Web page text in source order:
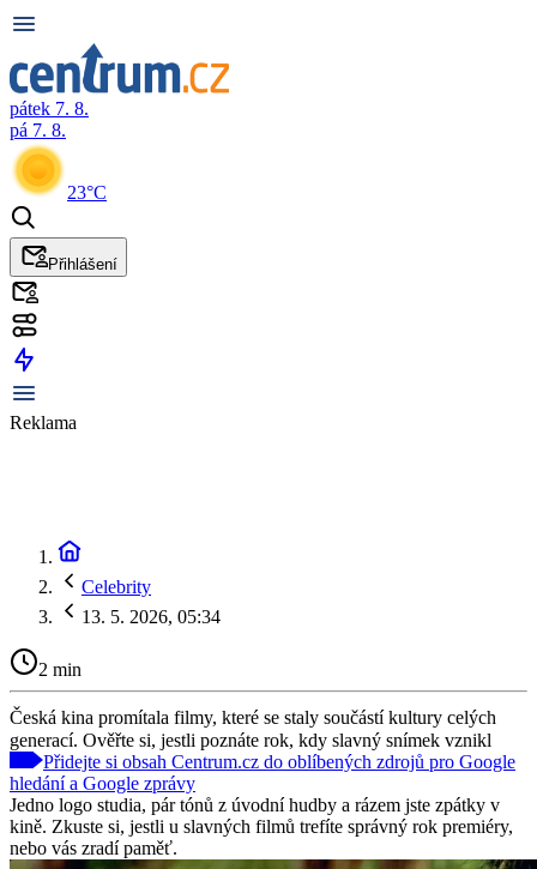
pátek 7. 8.
pá 7. 8.
23°C
Přihlášení
Reklama
Celebrity
13. 5. 2026, 05:34
2 min
Česká kina promítala filmy, které se staly součástí kultury celých
generací. Ověřte si, jestli poznáte rok, kdy slavný snímek vznikl
Přidejte si obsah Centrum.cz do oblíbených zdrojů pro Google
hledání a Google zprávy
Jedno logo studia, pár tónů z úvodní hudby a rázem jste zpátky v
kině. Zkuste si, jestli u slavných filmů trefíte správný rok premiéry,
nebo vás zradí paměť.